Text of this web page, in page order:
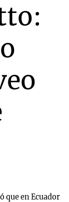
que en Ecuador